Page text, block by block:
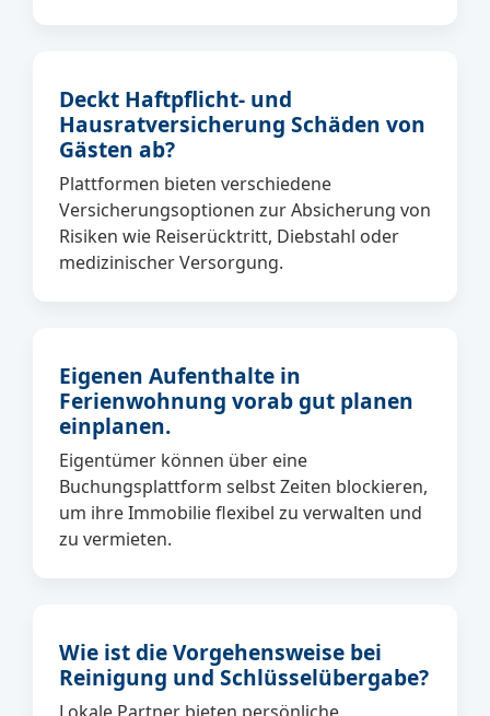
Deckt Haftpflicht- und
Hausratversicherung Schäden von
Gästen ab?
Plattformen bieten verschiedene
Versicherungsoptionen zur Absicherung von
Risiken wie Reiserücktritt, Diebstahl oder
medizinischer Versorgung.
Eigenen Aufenthalte in
Ferienwohnung vorab gut planen
einplanen.
Eigentümer können über eine
Buchungsplattform selbst Zeiten blockieren,
um ihre Immobilie flexibel zu verwalten und
zu vermieten.
Wie ist die Vorgehensweise bei
Reinigung und Schlüsselübergabe?